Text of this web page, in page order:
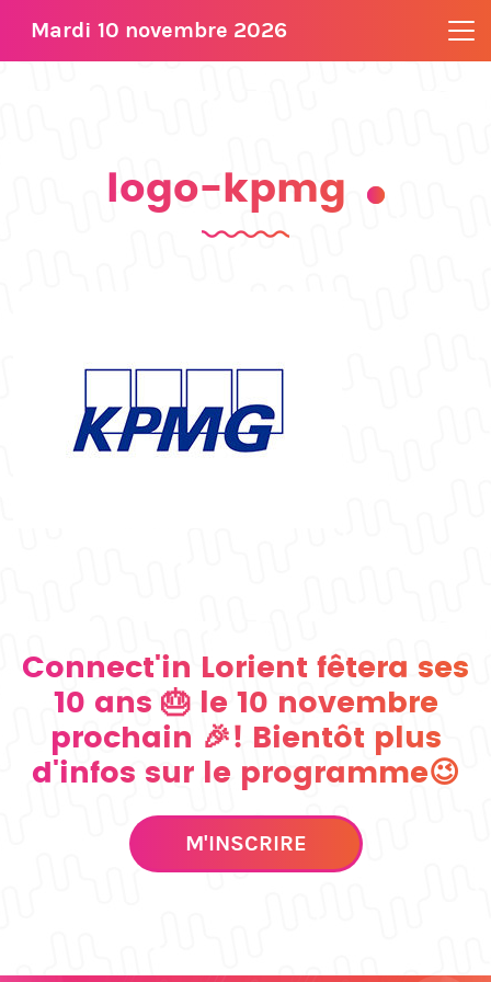
Mardi 10 novembre 2026
logo-kpmg
Connect'in Lorient fêtera ses
10 ans 🎂 le 10 novembre
prochain 🎉! Bientôt plus
d'infos sur le programme😉
M'INSCRIRE